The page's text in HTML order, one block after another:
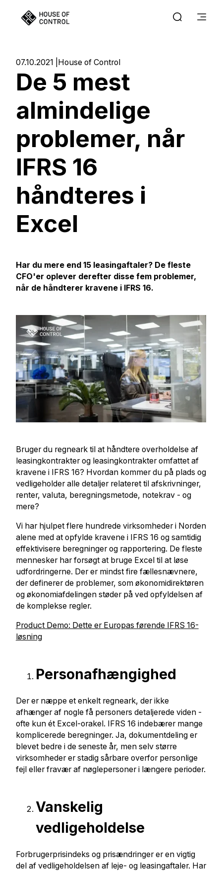
07.10.2021 House of Control
De 5 mest
almindelige
problemer, når
IFRS 16
håndteres i
Excel
Har du mere end 15 leasingaftaler? De fleste
CFO'er oplever derefter disse fem problemer,
når de håndterer kravene i IFRS 16.
Bruger du regneark til at håndtere overholdelse af
leasingkontrakter og leasingkontrakter omfattet af
kravene i IFRS 16? Hvordan kommer du på plads og
vedligeholder alle detaljer relateret til afskrivninger,
renter, valuta, beregningsmetode, notekrav - og
mere?
Vi har hjulpet flere hundrede virksomheder i Norden
alene med at opfylde kravene i IFRS 16 og samtidig
effektivisere beregninger og rapportering. De fleste
mennesker har forsøgt at bruge Excel til at løse
udfordringerne. Der er mindst fire fællesnævnere,
der definerer de problemer, som økonomidirektøren
og økonomiafdelingen støder på ved opfyldelsen af ​​
de komplekse regler.
Product Demo: Dette er Europas førende IFRS 16-
løsning
Personafhængighed
Der er næppe et enkelt regneark, der ikke
afhænger af nogle få personers detaljerede viden -
ofte kun ét Excel-orakel. IFRS 16 indebærer mange
komplicerede beregninger. Ja, dokumentdeling er
blevet bedre i de seneste år, men selv større
virksomheder er stadig sårbare overfor personlige
fejl eller fravær af nøglepersoner i længere perioder.
Vanskelig
vedligeholdelse
Forbrugerprisindeks og prisændringer er en vigtig
del af vedligeholdelsen af ​​leje- og leasingaftaler. Har